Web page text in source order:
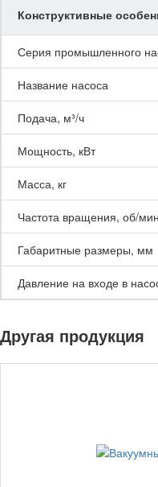
Конструктивные
Серия промышленного
Название насоса
Подача, м³/ч
Мощность, кВт
Масса, кг
Частота вращения, об/мин
Габаритные размеры, мм
Давление на входе в
Другая продукция